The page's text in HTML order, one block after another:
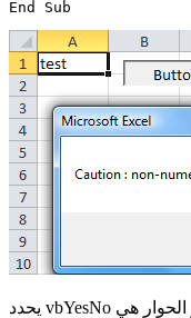
يحدد vbYesNo أن أزرار الحوار هي "Yes" و "No" ، ويمثل vbYes الزر